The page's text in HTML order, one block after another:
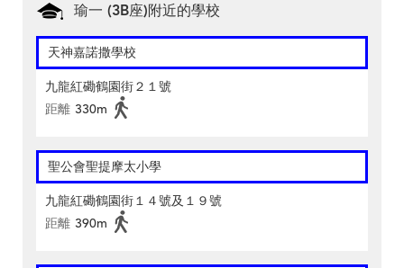
瑜一 (3B座)附近的學校
天神嘉諾撒學校
九龍紅磡鶴園街２１號
距離 330m
聖公會聖提摩太小學
九龍紅磡鶴園街１４號及１９號
距離 390m